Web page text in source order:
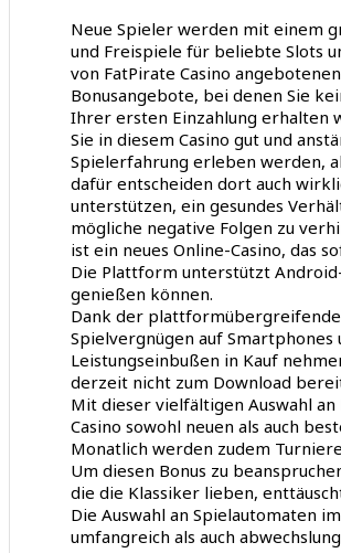
Neue Spieler werden mit einem
und Freispiele für beliebte Slots
von FatPirate Casino
Bonusangebote, bei denen Sie
Ihrer ersten Einzahlung erhalten
Sie in diesem Casino gut und
Spielerfahrung erleben werden,
dafür entscheiden dort auch
unterstützen, ein gesundes
mögliche negative Folgen zu
ist ein neues Online-Casino, das
Die Plattform unterstützt
genießen können.
Dank der
Spielvergnügen auf
Leistungseinbußen in Kauf
derzeit nicht zum Download
Mit dieser vielfältigen Auswahl
Casino sowohl neuen als auch
Monatlich werden zudem
Um diesen Bonus zu
die die Klassiker lieben,
Die Auswahl an Spielautomaten
umfangreich als auch